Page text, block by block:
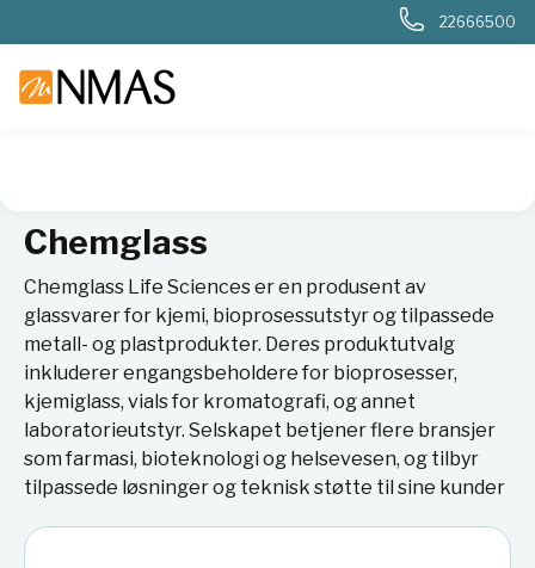
22666500
Chemglass
Chemglass Life Sciences er en produsent av
glassvarer for kjemi, bioprosessutstyr og tilpassede
metall- og plastprodukter. Deres produktutvalg
inkluderer engangsbeholdere for bioprosesser,
kjemiglass, vials for kromatografi, og annet
laboratorieutstyr. Selskapet betjener flere bransjer
som farmasi, bioteknologi og helsevesen, og tilbyr
tilpassede løsninger og teknisk støtte til sine kunder​